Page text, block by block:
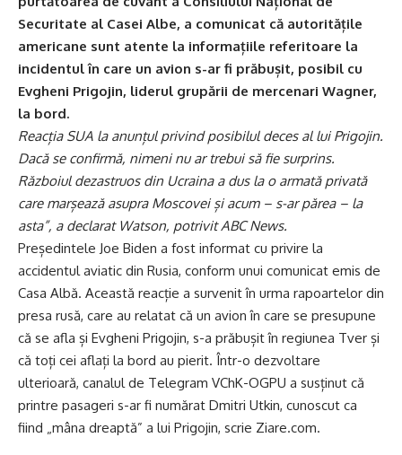
Securitate al Casei Albe, a comunicat că autoritățile
americane sunt atente la informațiile referitoare la
incidentul în care un avion s-ar fi prăbușit, posibil cu
Evgheni Prigojin, liderul grupării de mercenari Wagner,
la bord.
Reacția SUA la anunțul privind posibilul deces al lui Prigojin.
Dacă se confirmă, nimeni nu ar trebui să fie surprins.
Războiul dezastruos din Ucraina a dus la o armată privată
care marșează asupra Moscovei și acum – s-ar părea – la
asta”, a declarat Watson, potrivit ABC News.
Președintele Joe Biden a fost informat cu privire la
accidentul aviatic din Rusia, conform unui comunicat emis de
Casa Albă. Această reacție a survenit în urma rapoartelor din
presa rusă, care au relatat că un avion în care se presupune
că se afla și Evgheni Prigojin, s-a prăbușit în regiunea Tver și
că toți cei aflați la bord au pierit. Într-o dezvoltare
ulterioară, canalul de Telegram VChK-OGPU a susținut că
printre pasageri s-ar fi numărat Dmitri Utkin, cunoscut ca
fiind „mâna dreaptă” a lui Prigojin, scrie Ziare.com.